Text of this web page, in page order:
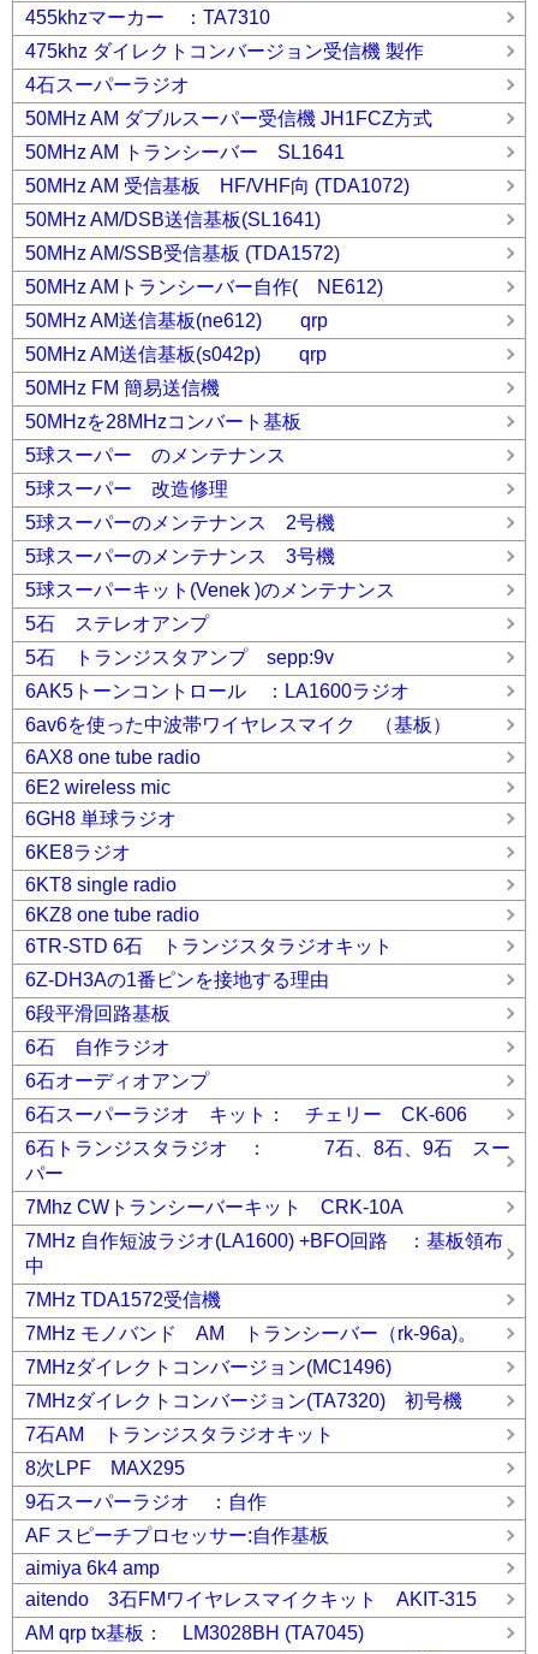
455khzマーカー ：TA7310
475khz ダイレクトコンバージョン受信機 製作
4石スーパーラジオ
50MHz AM ダブルスーパー受信機 JH1FCZ方式
50MHz AM トランシーバー SL1641
50MHz AM 受信基板 HF/VHF向 (TDA1072)
50MHz AM/DSB送信基板(SL1641)
50MHz AM/SSB受信基板 (TDA1572)
50MHz AMトランシーバー自作( NE612)
50MHz AM送信基板(ne612) qrp
50MHz AM送信基板(s042p) qrp
50MHz FM 簡易送信機
50MHzを28MHzコンバート基板
5球スーパー のメンテナンス
5球スーパー 改造修理
5球スーパーのメンテナンス 2号機
5球スーパーのメンテナンス 3号機
5球スーパーキット(Venek )のメンテナンス
5石 ステレオアンプ
5石 トランジスタアンプ sepp:9v
6AK5トーンコントロール ：LA1600ラジオ
6av6を使った中波帯ワイヤレスマイク （基板）
6AX8 one tube radio
6E2 wireless mic
6GH8 単球ラジオ
6KE8ラジオ
6KT8 single radio
6KZ8 one tube radio
6TR-STD 6石 トランジスタラジオキット
6Z-DH3Aの1番ピンを接地する理由
6段平滑回路基板
6石 自作ラジオ
6石オーディオアンプ
6石スーパーラジオ キット： チェリー CK-606
6石トランジスタラジオ ： 7石、8石、9石 スー
パー
7Mhz CWトランシーバーキット CRK-10A
7MHz 自作短波ラジオ(LA1600) +BFO回路 ：基板領布
中
7MHz TDA1572受信機
7MHz モノバンド AM トランシーバー（rk-96a)。
7MHzダイレクトコンバージョン(MC1496)
7MHzダイレクトコンバージョン(TA7320) 初号機
7石AM トランジスタラジオキット
8次LPF MAX295
9石スーパーラジオ ：自作
AF スピーチプロセッサー:自作基板
aimiya 6k4 amp
aitendo 3石FMワイヤレスマイクキット AKIT-315
AM qrp tx基板： LM3028BH (TA7045)